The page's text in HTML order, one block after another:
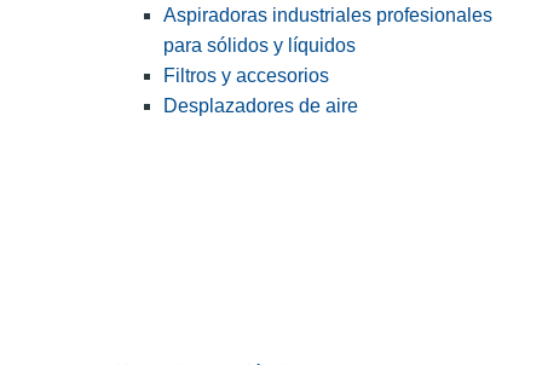
Aspiradoras industriales profesionales
para sólidos y líquidos
Filtros y accesorios
Desplazadores de aire